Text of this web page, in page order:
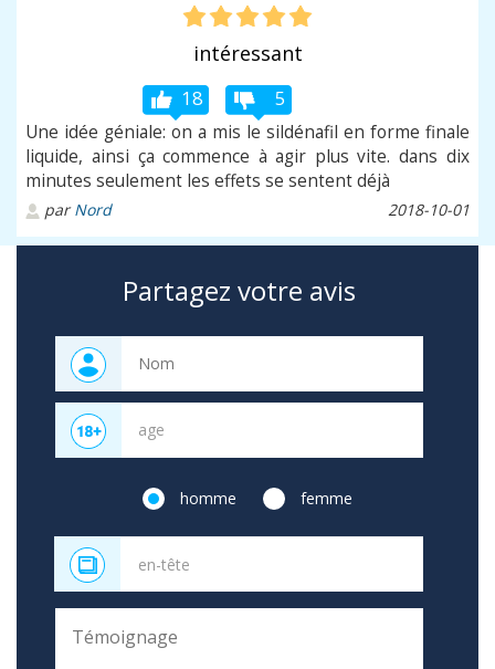
intéressant
18 5
Une idée géniale: on a mis le sildénafil en forme finale
liquide, ainsi ça commence à agir plus vite. dans dix
minutes seulement les effets se sentent déjà
parNord 2018-10-01
Partagez votre avis
homme femme